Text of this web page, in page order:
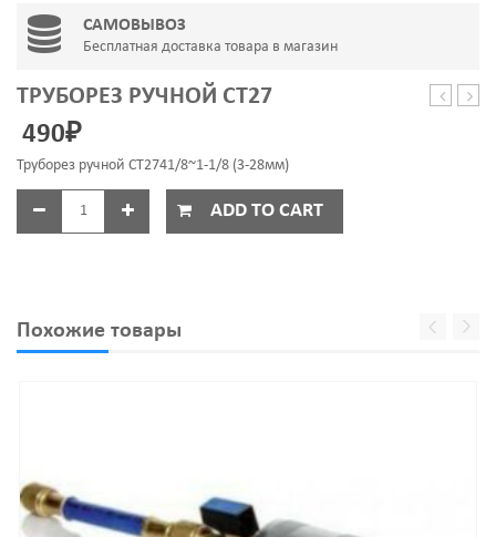
САМОВЫВОЗ
Бесплатная доставка товара в магазин
ТРУБОРЕЗ РУЧНОЙ CT27
490₽
Труборез ручной CT2741/8~1-1/8 (3-28мм)
ADD TO CART
Похожие товары